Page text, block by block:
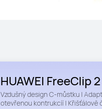
HUAWEI FreeClip
Vzdušný design C-můstku |
otevřenou kontrukcíí | Křišťálově